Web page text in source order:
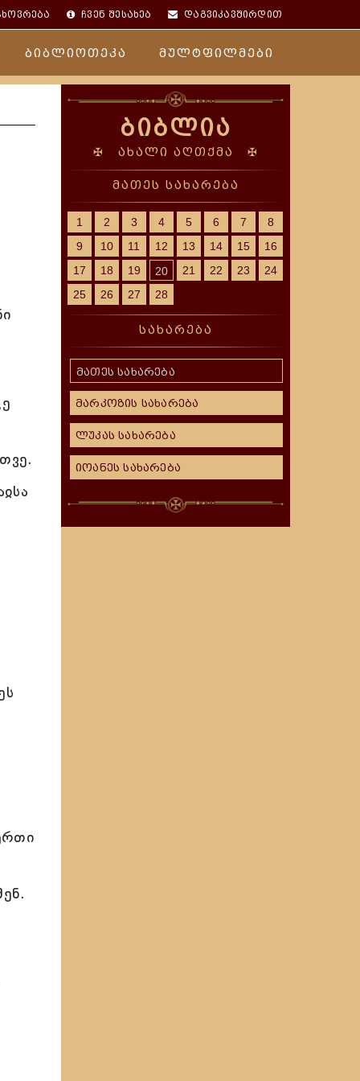
ჩვენ შესახებ დაგვიკავშირდით
ბიბლიოთეკა მულტფილმები
ბიბლია
✠ ახალი აღთქმა ✠
მათეს სახარება
1 2 3 4 5 6 7
8
9
10 11 12 13 14 15
16
17
18 19 20 21 22 23
24
25
26 27 28
სახარება
მათეს სახარება
მარკოზის სახარება
ლუკას სახარება
იოანეს სახარება